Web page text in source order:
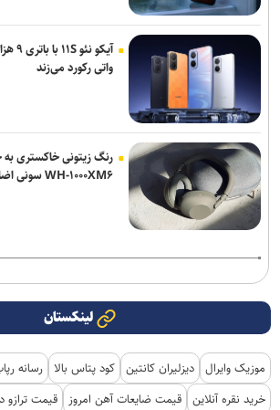
واتی رکورد می‌زند
رنگ زیتونی خاکستری به
WH-۱۰۰۰XM۶ سونی اضافه شد
لینکستان
موزیک وایرال دیزلیران کانتین کود پتاس بالا رسانه
خرید نقره آنلاین قیمت ضایعات آهن امروز
قیمت ترازو